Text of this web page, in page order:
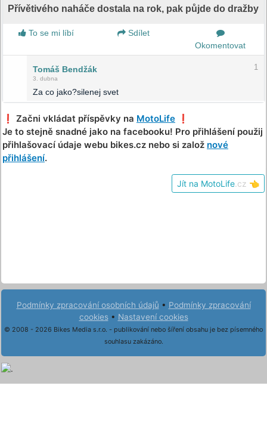
Přívětivého naháče dostala na rok, pak půjde do dražby
To se mi líbí
Sdílet
Okomentovat
Tomáš Bendžák
3. dubna
1
Za co jako?silenej svet
❗️ Začni vkládat příspěvky na MotoLife ❗️
Je to stejně snadné jako na facebooku! Pro přihlášení použij
přihlašovací údaje webu bikes.cz nebo si založ nové
přihlášení.
Jít na MotoLife .cz 👈
Podmínky zpracování osobních údajů • Podmínky zpracování
cookies• Nastavení cookies
© 2008 - 2026 Bikes Media s.r.o. - publikování nebo šíření obsahu je bez písemného
souhlasu zakázáno.